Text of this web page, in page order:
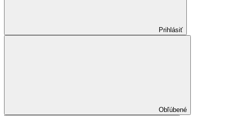
Prihlásiť
Obľúbené